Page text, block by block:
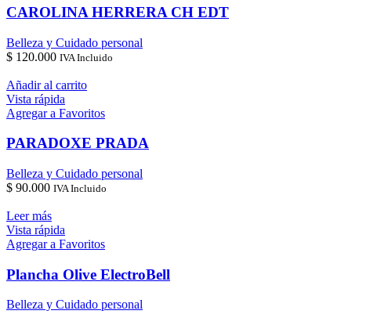
CAROLINA HERRERA CH EDT
Belleza y Cuidado personal
$ 120.000 IVA Incluido
Añadir al carrito
Vista rápida
Agregar a Favoritos
PARADOXE PRADA
Belleza y Cuidado personal
$ 90.000 IVA Incluido
Leer más
Vista rápida
Agregar a Favoritos
Plancha Olive ElectroBell
Belleza y Cuidado personal